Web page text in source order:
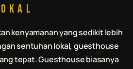
kenyamanan yang sedikit lebih
sentuhan lokal, guesthouse
tepat. Guesthouse biasanya